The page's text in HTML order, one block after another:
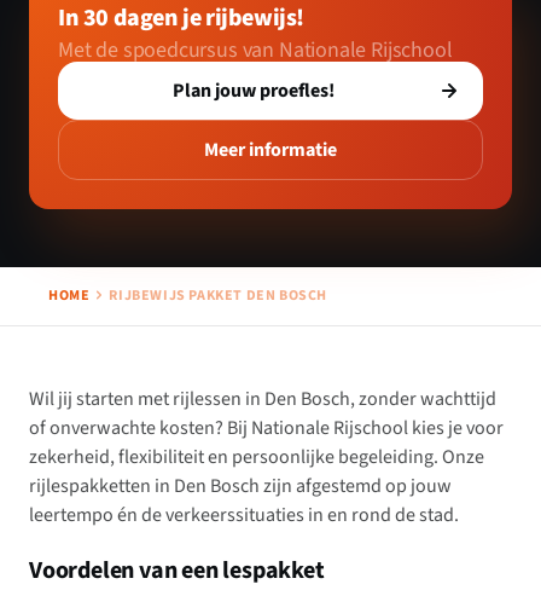
In 30 dagen je rijbewijs!
Met de spoedcursus van Nationale Rijschool
Plan jouw proefles!
Meer informatie
HOME RIJBEWIJS PAKKET DEN BOSCH
Wil jij starten met rijlessen in Den Bosch, zonder wachttijd
of onverwachte kosten? Bij Nationale Rijschool kies je voor
zekerheid, flexibiliteit en persoonlijke begeleiding. Onze
rijlespakketten in Den Bosch zijn afgestemd op jouw
leertempo én de verkeerssituaties in en rond de stad.
Voordelen van een lespakket